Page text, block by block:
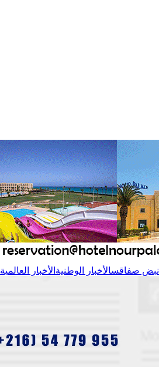
نبض صفاقسالأخبار الوطنية الأخبار العالمية